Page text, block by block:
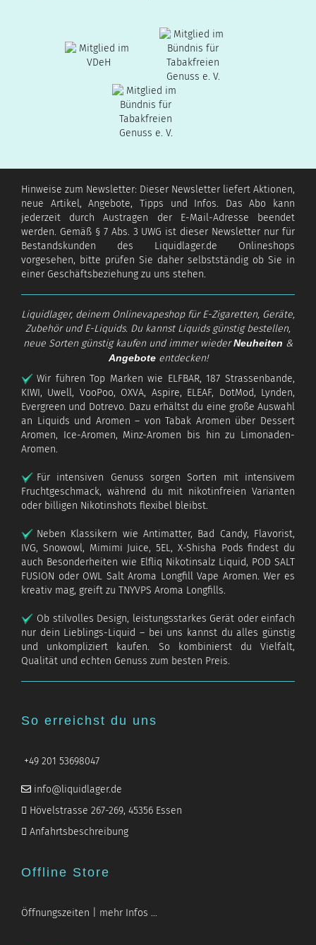
Hinweise zum Newsletter: Dieser Newsletter liefert Aktionen,
neue Artikel, Angebote, Tipps und Infos. Das Abo kann
jederzeit durch Austragen der E-Mail-Adresse beendet
werden. Gemäß § 7 Abs. 3 UWG ist dieser Newsletter nur für
Bestandskunden des Liquidlager.de Onlineshops
vorgesehen, bitte prüfen Sie daher selbstständig ob Sie in
einer Geschäftsbeziehung zu uns stehen.
Liquidlager, deinem Onlinevapeshop für E-Zigaretten, Geräte,
Zubehör und E-Liquids. Du kannst Liquids günstig bestellen,
neue Sorten günstig kaufen und immer wiederNeuheiten &
Angeboteentdecken!
Wir führen Top Marken wie ELFBAR, 187 Strassenbande,
KIWI, Uwell, VooPoo, OXVA, Aspire, ELEAF, DotMod, Lynden,
Evergreen und Dotrevo. Dazu erhältst du eine große Auswahl
an Liquids und Aromen – von Tabak Aromen über Dessert
Aromen, Ice-Aromen, Minz-Aromen bis hin zu Limonaden-
Aromen.
Für intensiven Genuss sorgen Sorten mit intensivem
Fruchtgeschmack, während du mit nikotinfreien Varianten
oder billigen Nikotinshots flexibel bleibst.
Neben Klassikern wie Antimatter, Bad Candy, Flavorist,
IVG, Snowowl, Mimimi Juice, 5EL, X-Shisha Pods findest du
auch Besonderheiten wie Elfliq Nikotinsalz Liquid, POD SALT
FUSION oder OWL Salt Aroma Longfill Vape Aromen. Wer es
kreativ mag, greift zu TNYVPS Aroma Longfills.
Ob stilvolles Design, leistungsstarkes Gerät oder einfach
nur dein Lieblings-Liquid – bei uns kannst du alles günstig
und unkompliziert kaufen. So kombinierst du Vielfalt,
Qualität und echten Genuss zum besten Preis.
So erreichst du uns
+49 201 53698047
info@liquidlager.de
Hövelstrasse 267-269, 45356 Essen
Anfahrtsbeschreibung
Offline Store
Öffnungszeiten | mehr Infos …